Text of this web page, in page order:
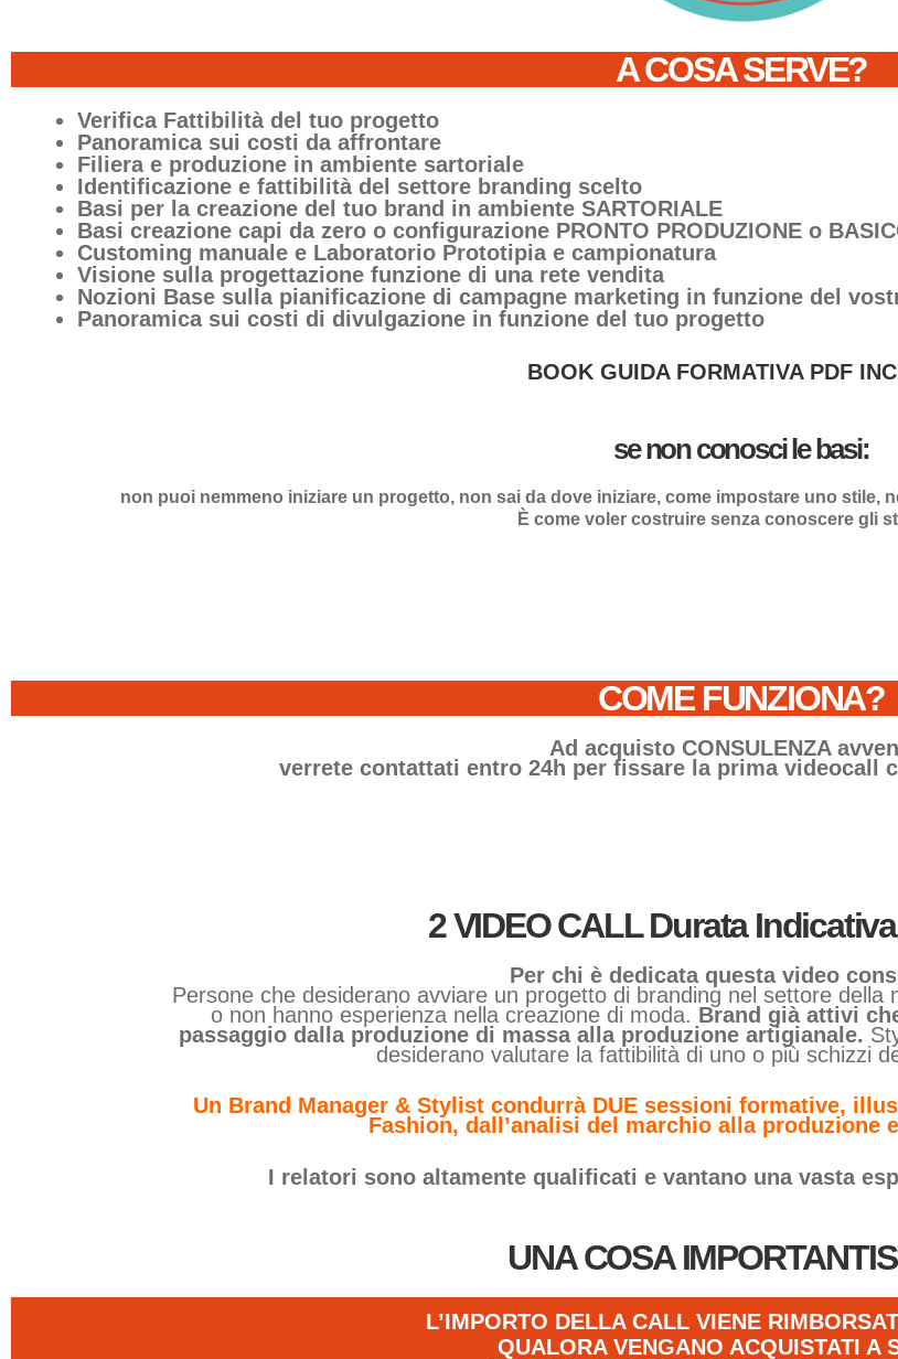
A COSA SERVE?
Verifica Fattibilità del tuo progetto
Panoramica sui costi da affrontare
Filiera e produzione in ambiente sartoriale
Identificazione e fattibilità del settore branding scelto
Basi per la creazione del tuo brand in ambiente SARTORIALE
Basi creazione capi da zero o configurazione PRONTO PRODUZIONE o
Customing manuale e Laboratorio Prototipia e campionatura
Visione sulla progettazione funzione di una rete vendita
Nozioni Base sulla pianificazione di campagne marketing in funzione del
Panoramica sui costi di divulgazione in funzione del tuo progetto
BOOK GUIDA FORMATIVA PDF
se non conosci le basi:
non puoi nemmeno iniziare un progetto, non sai da dove iniziare, come impostare uno stile,
È come voler costruire senza conoscere gli
COME FUNZIONA?
Ad acquisto CONSULENZA
verrete contattati entro 24h per fissare la prima videocall
2 VIDEO CALL Durata
Per chi è dedicata questa video
Persone che desiderano avviare un progetto di branding nel settore
o non hanno esperienza nella creazione di moda. Brand già attivi
passaggio dalla produzione di massa alla produzione artigianale.
desiderano valutare la fattibilità di uno o più schizzi
Un Brand Manager & Stylist condurrà DUE sessioni formative,
Fashion, dall’analisi del marchio alla produzione
I relatori sono altamente qualificati e vantano una vasta
UNA COSA
L’IMPORTO DELLA CALL VIENE
QUALORA VENGANO ACQUISTATI A